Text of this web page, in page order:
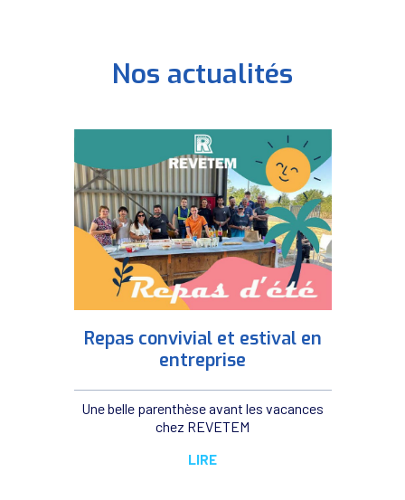
Nos actualités
Repas convivial et estival en
entreprise
Une belle parenthèse avant les vacances
chez REVETEM
LIRE